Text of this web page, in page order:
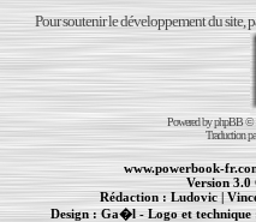
Pour soutenir le développement du site,
Powered byphpBB©
Traduction
www.powerbook-
Version
Rédaction : Ludovic|
Design :Ga�l - Logo et technique